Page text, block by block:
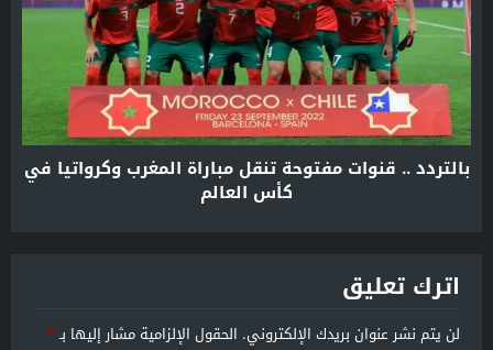
بالتردد .. قنوات مفتوحة تنقل مباراة المغرب وكرواتيا في
كأس العالم
اترك تعليق
لن يتم نشر عنوان بريدك الإلكتروني. الحقول الإلزامية مشار إليها بـ*